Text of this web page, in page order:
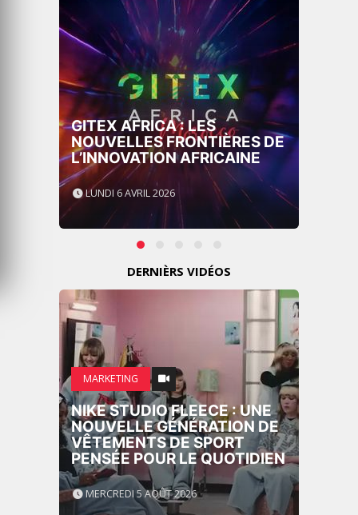
GITEX AFRICA : LES
NOUVELLES FRONTIÈRES DE
L’INNOVATION AFRICAINE
LUNDI 6 AVRIL 2026
DERNIÈRS VIDÉOS
MARKETING
NIKE STUDIO FLEECE : UNE
NOUVELLE GÉNÉRATION DE
VÊTEMENTS DE SPORT
PENSÉE POUR LE QUOTIDIEN
MERCREDI 5 AOÛT 2026